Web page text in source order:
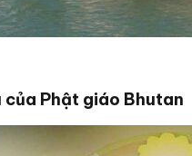
Phật giáo Bhutan